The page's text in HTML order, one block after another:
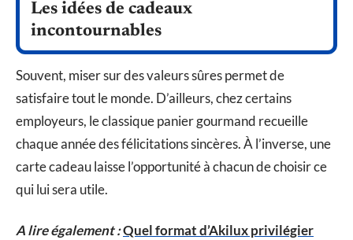
Les idées de cadeaux
incontournables
Souvent, miser sur des valeurs sûres permet de
satisfaire tout le monde. D’ailleurs, chez certains
employeurs, le classique panier gourmand recueille
chaque année des félicitations sincères. À l’inverse, une
carte cadeau laisse l’opportunité à chacun de choisir ce
qui lui sera utile.
A lire également :Quel format d’Akilux privilégier